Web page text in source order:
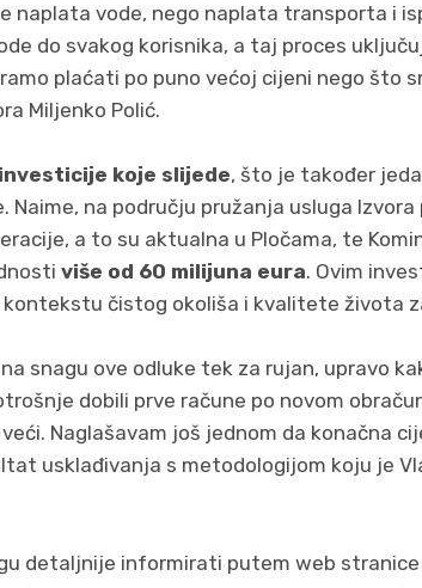
naplata vode, nego naplata transporta i
do svakog korisnika, a taj proces
plaćati po puno većoj cijeni nego što
Miljenko Polić.
koje slijede, što je također
Naime, na području pružanja usluga Izvora
a to su aktualna u Pločama, te
više od 60 milijuna eura. Ovim
čistog okoliša i kvalitete života
snagu ove odluke tek za rujan, upravo
dobili prve račune po novom
Naglašavam još jednom da konačna
usklađivanja s metodologijom koju je
detaljnije informirati putem web stranice